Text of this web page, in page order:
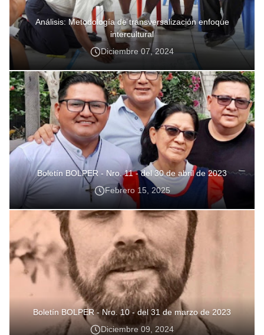
Análisis: Metodología de transversalización enfoque
intercultural
Diciembre 07, 2024
Boletín BOLPER - Nro. 11 - del 30 de abril de 2023
Febrero 15, 2025
Boletín BOLPER - Nro. 10 - del 31 de marzo de 2023
Diciembre 09, 2024